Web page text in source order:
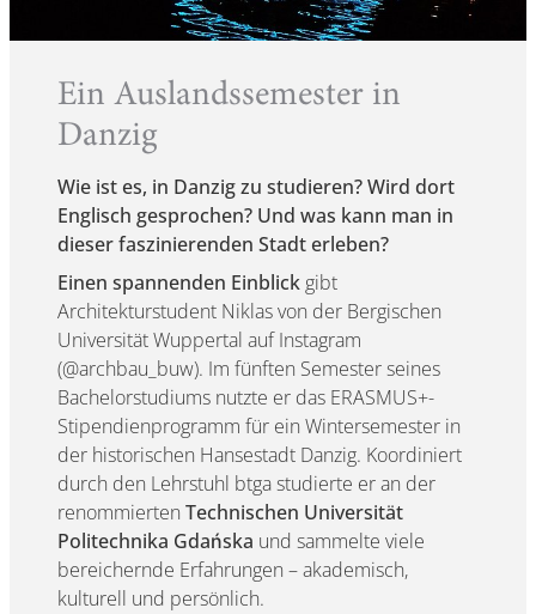
Ein Auslandssemester in
Danzig
Wie ist es, in Danzig zu studieren? Wird dort
Englisch gesprochen? Und was kann man in
dieser faszinierenden Stadt erleben?
Einen spannenden Einblickgibt
Architekturstudent Niklas von der Bergischen
Universität Wuppertal auf Instagram
(@archbau_buw). Im fünften Semester seines
Bachelorstudiums nutzte er das ERASMUS+-
Stipendienprogramm für ein Wintersemester in
der historischen Hansestadt Danzig. Koordiniert
durch den Lehrstuhl btga studierte er an der
renommierten Technischen Universität
Politechnika Gdańska und sammelte viele
bereichernde Erfahrungen – akademisch,
kulturell und persönlich.